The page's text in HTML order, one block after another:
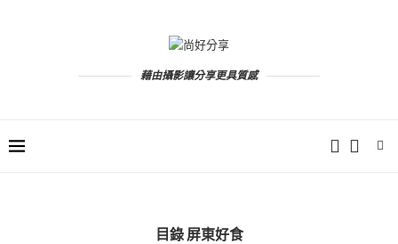
藉由攝影讓分享更具質感
目錄 屏東好食